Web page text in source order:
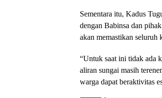
Sementara itu, Kadus
dengan Babinsa dan
akan memastikan seluruh
“Untuk saat ini tidak ada
aliran sungai masih
warga dapat beraktivitas